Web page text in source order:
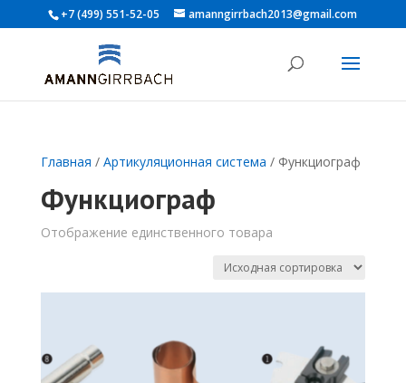
+7 (499) 551-52-05 amanngirrbach2013@gmail.com
Главная / Артикуляционная система / Функциограф
Функциограф
Отображение единственного товара